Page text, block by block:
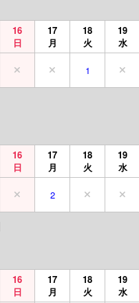
16
日
17
月
18
火
19
水
1
16
日
17
月
18
火
19
水
2
16
日
17
月
18
火
19
水